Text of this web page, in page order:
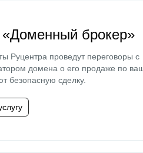
«Доменный брокер»
Руцентра проведут переговоры с
домена о его продаже по
безопасную сделку.